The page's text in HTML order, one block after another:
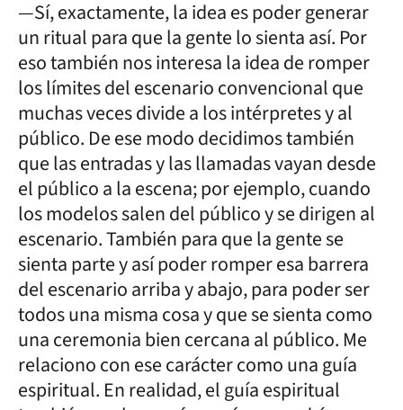
—Sí, exactamente, la idea es poder generar
un ritual para que la gente lo sienta así. Por
eso también nos interesa la idea de romper
los límites del escenario convencional que
muchas veces divide a los intérpretes y al
público. De ese modo decidimos también
que las entradas y las llamadas vayan desde
el público a la escena; por ejemplo, cuando
los modelos salen del público y se dirigen al
escenario. También para que la gente se
sienta parte y así poder romper esa barrera
del escenario arriba y abajo, para poder ser
todos una misma cosa y que se sienta como
una ceremonia bien cercana al público. Me
relaciono con ese carácter como una guía
espiritual. En realidad, el guía espiritual